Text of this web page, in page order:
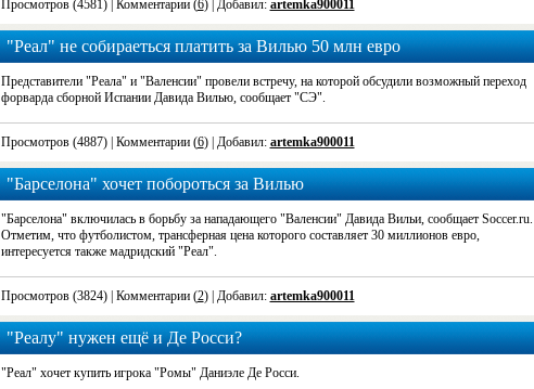
Просмотров (4581) | Комментарии (6) | Добавил: artemka900011
"Реал" не собираеться платить за Вилью 50 млн евро
Представители "Реала" и "Валенсии" провели встречу, на которой обсудили возможный переход
форварда сборной Испании Давида Вилью, сообщает "СЭ".
Просмотров (4887) | Комментарии (6) | Добавил: artemka900011
"Барселона" хочет побороться за Вилью
"Барселона" включилась в борьбу за нападающего "Валенсии" Давида Вильи, сообщает Soccer.ru.
Отметим, что футболистом, трансферная цена которого составляет 30 миллионов евро,
интересуется также мадридский "Реал".
Просмотров (3824) | Комментарии (2) | Добавил: artemka900011
"Реалу" нужен ещё и Де Росси?
"Реал" хочет купить игрока "Ромы" Даниэле Де Росси.